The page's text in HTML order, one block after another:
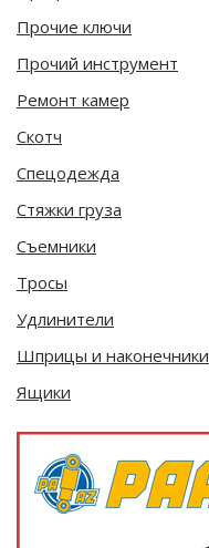
Прочие ключи
Прочий инструмент
Ремонт камер
Скотч
Спецодежда
Стяжки груза
Съемники
Тросы
Удлинители
Шприцы и наконечники
Ящики